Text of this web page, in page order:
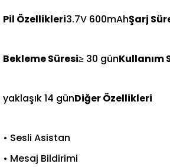
Pil Özellikleri3.7V 600mAhŞarj
Bekleme Süresi≥ 30 günKullanım
yaklaşık 14 günDiğer Özellikleri
• Sesli Asistan
• Mesaj Bildirimi